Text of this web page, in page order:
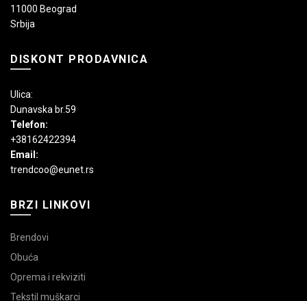
11000 Beograd
Srbija
DISKONT PRODAVNICA
Ulica:
Dunavska br.59
Telefon:
+38162422394
Email:
trendcoo@eunet.rs
BRZI LINKOVI
Brendovi
Obuća
Oprema i rekviziti
Tekstil muškarci